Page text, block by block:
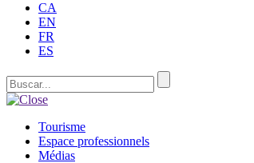
CA
EN
FR
ES
Tourisme
Espace professionnels
Médias